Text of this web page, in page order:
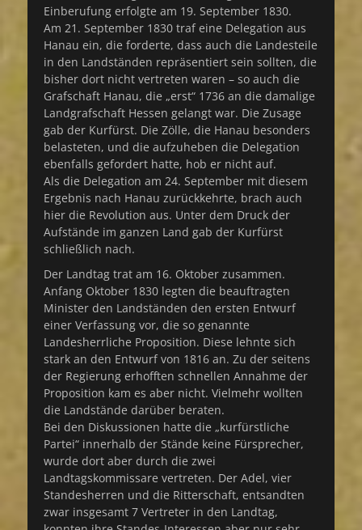
Einberufung erfolgte am 19. September 1830.
Am 21. September 1830 traf eine Delegation aus
Hanau ein, die forderte, dass auch die Landesteile
in den Landständen repräsentiert sein sollten, die
bisher dort nicht vertreten waren – so auch die
Grafschaft Hanau, die „erst“ 1736 an die damalige
Landgrafschaft Hessen gelangt war. Die Zusage
gab der Kurfürst. Die Zölle, die Hanau besonders
belasteten, und die aufzuheben die Delegation
ebenfalls gefordert hatte, hob er nicht auf.
Als die Delegation am 24. September mit diesem
Ergebnis nach Hanau zurückkehrte, brach auch
hier die Revolution aus. Unter dem Druck der
Aufstände im ganzen Land gab der Kurfürst
schließlich nach.
Der Landtag trat am 16. Oktober zusammen.
Anfang Oktober 1830 legten die beauftragten
Minister den Landständen den ersten Entwurf
einer Verfassung vor, die so genannte
Landesherrliche Proposition. Diese lehnte sich
stark an den Entwurf von 1816 an. Zu der seitens
der Regierung erhofften schnellen Annahme der
Proposition kam es aber nicht. Vielmehr wollten
die Landstände darüber beraten.
Bei den Diskussionen hatte die „kurfürstliche
Partei“ innerhalb der Stände keine Fürsprecher,
wurde dort aber durch die zwei
Landtagskommissare vertreten. Der Adel, vier
Standesherren und die Ritterschaft, entsandten
zwar insgesamt 7 Vertreter in den Landtag,